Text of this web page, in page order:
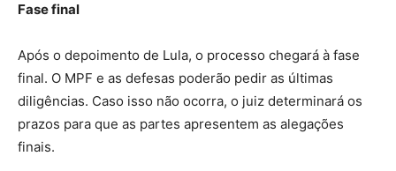
Fase final
Após o depoimento de Lula, o processo chegará à fase
final. O MPF e as defesas poderão pedir as últimas
diligências. Caso isso não ocorra, o juiz determinará os
prazos para que as partes apresentem as alegações
finais.